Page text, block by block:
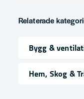
Fråga oss något
Namn
Relaterade
Bygg &
Hem, Skog &